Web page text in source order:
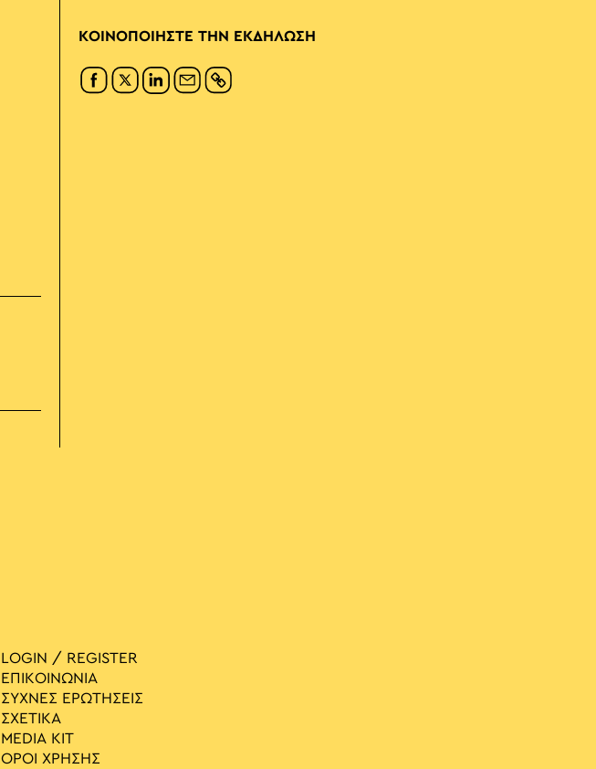
ΚΟΙΝΟΠΟΙΗΣΤΕ ΤΗΝ ΕΚΔΗΛΩΣΗ
LOGIN / REGISTER
ΕΠΙΚΟΙΝΩΝΙΑ
ΣΥΧΝΕΣ ΕΡΩΤΗΣΕΙΣ
ΣΧΕΤΙΚΑ
MEDIA ΚIT
ΟΡΟΙ ΧΡΗΣΗΣ